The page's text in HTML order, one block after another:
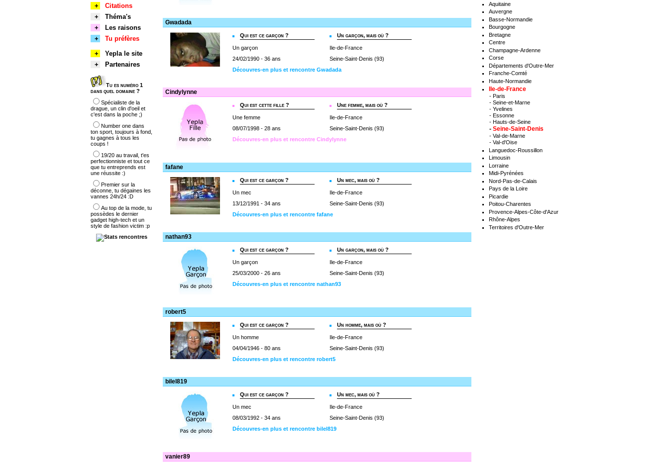
Gwadada
Qui est ce garçon ?
Un garçon
24/02/1990 - 36 ans
Un garçon, mais où ?
Ile-de-France
Seine-Saint-Denis (93)
Découvres-en plus et rencontre Gwadada
Cindylynne
Qui est cette fille ?
Une femme
08/07/1998 - 28 ans
Une femme, mais où ?
Ile-de-France
Seine-Saint-Denis (93)
Découvres-en plus et rencontre Cindylynne
fafane
Qui est ce garçon ?
Un mec
13/12/1991 - 34 ans
Un mec, mais où ?
Ile-de-France
Seine-Saint-Denis (93)
Découvres-en plus et rencontre fafane
nathan93
Qui est ce garçon ?
Un garçon
25/03/2000 - 26 ans
Un garçon, mais où ?
Ile-de-France
Seine-Saint-Denis (93)
Découvres-en plus et rencontre nathan93
robert5
Qui est ce garçon ?
Un homme
04/04/1946 - 80 ans
Un homme, mais où ?
Ile-de-France
Seine-Saint-Denis (93)
Découvres-en plus et rencontre robert5
bilel819
Qui est ce garçon ?
Un mec
08/03/1992 - 34 ans
Un mec, mais où ?
Ile-de-France
Seine-Saint-Denis (93)
Découvres-en plus et rencontre bilel819
vanier89
Aquitaine
Auvergne
Basse-Normandie
Bourgogne
Bretagne
Centre
Champagne-Ardenne
Corse
Départements d'Outre-Mer
Franche-Comté
Haute-Normandie
Ile-de-France
- Paris
- Seine-et-Marne
- Yvelines
- Essonne
- Hauts-de-Seine
- Seine-Saint-Denis
- Val-de-Marne
- Val-d'Oise
Languedoc-Roussillon
Limousin
Lorraine
Midi-Pyrénées
Nord-Pas-de-Calais
Pays de la Loire
Picardie
Poitou-Charentes
Provence-Alpes-Côte-d'Azur
Rhône-Alpes
Territoires d'Outre-Mer
+
Citations
+
Théma's
+
Les raisons
+
Tu préfères
+
Yepla le site
+
Partenaires
Tu es numéro 1
dans quel domaine ?
Spécialiste de la
drague, un clin d'oeil et
c'est dans la poche ;)
Number one dans
ton sport, toujours à fond,
tu gagnes à tous les
coups !
19/20 au travail, t'es
perfectionniste et tout ce
que tu entreprends est
une réussite :)
Premier sur la
déconne, tu dégaines les
vannes 24h/24 :D
Au top de la mode, tu
possèdes le dernier
gadget high-tech et un
style de fashion victim :p